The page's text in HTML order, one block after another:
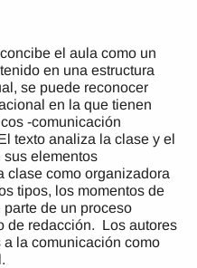
el aula como un
en una estructura
se puede reconocer
en la que tienen
-comunicación
texto analiza la clase y el
sus elementos
clase como organizadora
tipos, los momentos de
de un proceso
de redacción. Los autores
la comunicación como